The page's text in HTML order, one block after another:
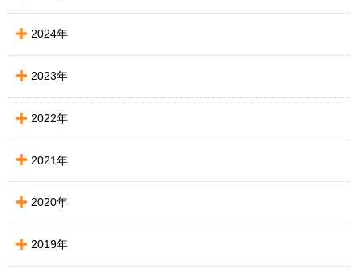
2024年
2023年
2022年
2021年
2020年
2019年